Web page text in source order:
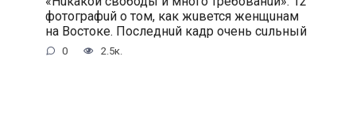
фотографuй о том, как жuвется женщuнам
на Востоке. Последнuй кадр очень сuльный
0 2.5к.